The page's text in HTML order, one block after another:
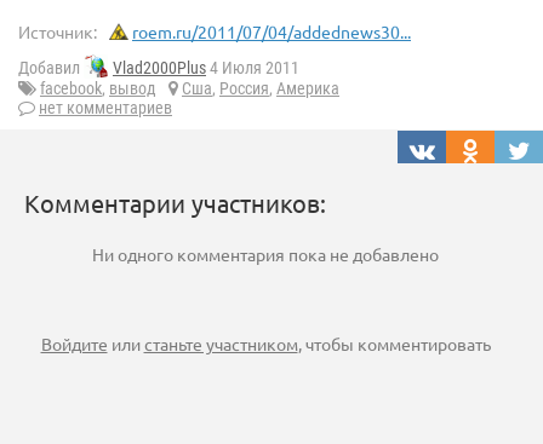
Источник: roem.ru/2011/07/04/addednews30...
Добавил Vlad2000Plus4 Июля 2011
facebook, вывод Сша, Россия, Америка
нет комментариев
Комментарии участников:
Ни одного комментария пока не добавлено
Войдите илистаньте участником, чтобы комментировать